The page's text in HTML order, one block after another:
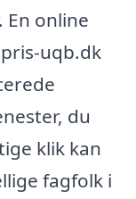
online
uqb.dk
du
klik kan
fagfolk i